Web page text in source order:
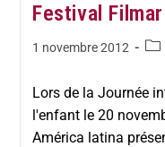
Festival
1 novembre 2012
Lors de la Journée
l'enfant le 20
América latina